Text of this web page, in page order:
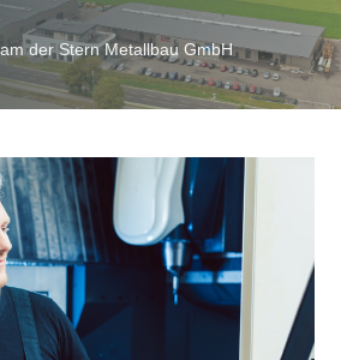
der Stern Metallbau GmbH